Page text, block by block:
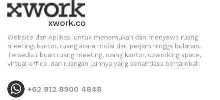
xwork.co
Website dan Aplikasi untuk menemukan dan menyewa ruang
meeting, kantor, ruang acara mulai dari perjam hingga bulanan.
Tersedia ribuan ruang meeting, ruang kantor, coworking space,
virtual office, dan ruangan lainnya yang senantiasa bertambah
+62 812 8900 4848